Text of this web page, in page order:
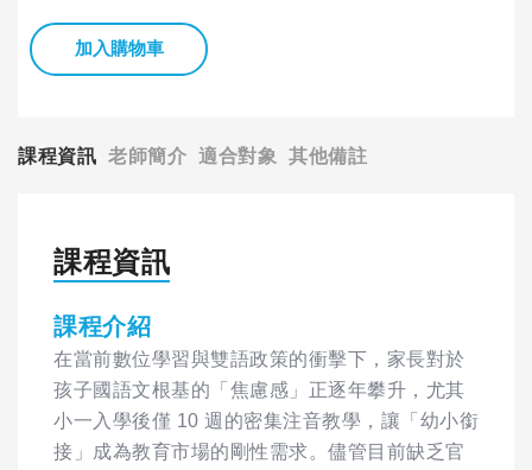
加入購物車
課程資訊 老師簡介 適合對象 其他備註
課程資訊
課程介紹
在當前數位學習與雙語政策的衝擊下，家長對於
孩子國語文根基的「焦慮感」正逐年攀升，尤其
小一入學後僅 10 週的密集注音教學，讓「幼小銜
接」成為教育市場的剛性需求。儘管目前缺乏官